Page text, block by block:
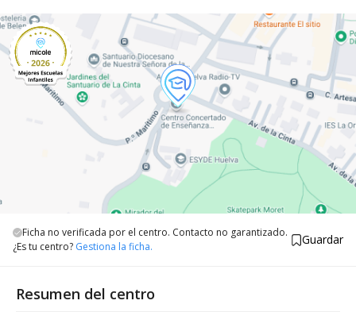
Ficha no verificada por el centro. Contacto no garantizado.
¿Es tu centro? Gestiona la ficha. Guardar
Resumen del centro